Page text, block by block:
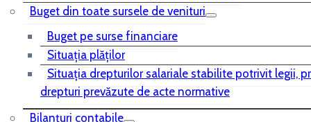
Buget din toate sursele de venituri
Buget pe surse financiare
Situaţia plăţilor
Situaţia drepturilor salariale stabilite potrivit legii,
drepturi prevăzute de acte normative
Bilanţuri contabile